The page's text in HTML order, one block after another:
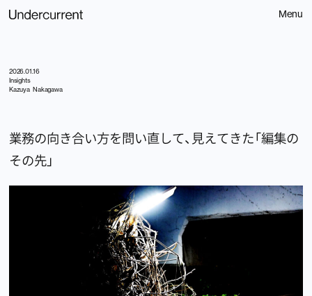
Menu
2026.01.16
Insights
Kazuya Nakagawa
業務の向き合い方を問い直して、見えてきた「編集の
その先」
Contact
Spotify